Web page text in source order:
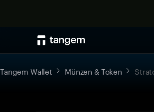
Tangem Wallet Münzen & Token